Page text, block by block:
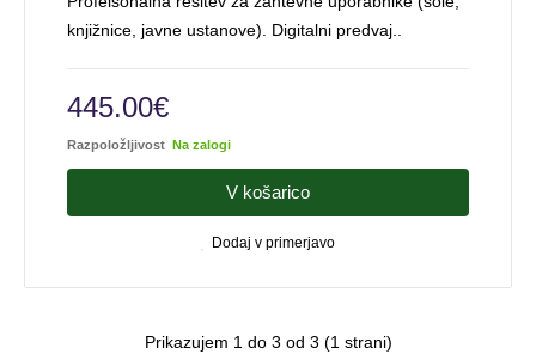
knjižnice, javne ustanove). Digitalni predvaj..
445.00€
Razpoložljivost Na zalogi
V košarico
Dodaj v primerjavo
Prikazujem 1 do 3 od 3 (1 strani)